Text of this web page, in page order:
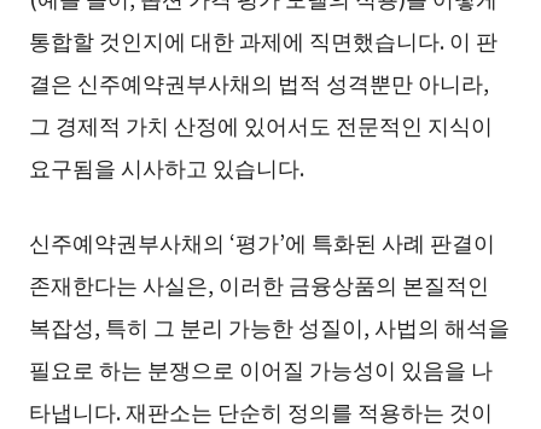
통합할 것인지에 대한 과제에 직면했습니다. 이 판
결은 신주예약권부사채의 법적 성격뿐만 아니라,
그 경제적 가치 산정에 있어서도 전문적인 지식이
요구됨을 시사하고 있습니다.
신주예약권부사채의 ‘평가’에 특화된 사례 판결이
존재한다는 사실은, 이러한 금융상품의 본질적인
복잡성, 특히 그 분리 가능한 성질이, 사법의 해석을
필요로 하는 분쟁으로 이어질 가능성이 있음을 나
타냅니다. 재판소는 단순히 정의를 적용하는 것이